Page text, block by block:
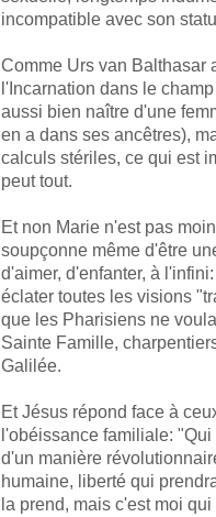
incompatible avec son
Comme Urs van Balthasar
l'Incarnation dans le
aussi bien naître d'une
en a dans ses ancêtres),
calculs stériles, ce qui est
peut tout.
Et non Marie n'est pas
soupçonne même d'être
d'aimer, d'enfanter, à
éclater toutes les visions
que les Pharisiens ne
Sainte Famille,
Galilée.
Et Jésus répond face à
l'obéissance familiale:
d'un manière
humaine, liberté qui
la prend, mais c'est moi